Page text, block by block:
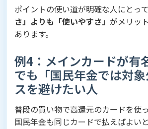
ポイントの使い道が明確な人にとって
さ」よりも「使いやすさ」 がメリッ
あります。
例4：メインカードが有
でも「国民年金では対
スを避けたい人
普段の買い物で高還元のカードを使
国民年金も同じカードで払えばよい